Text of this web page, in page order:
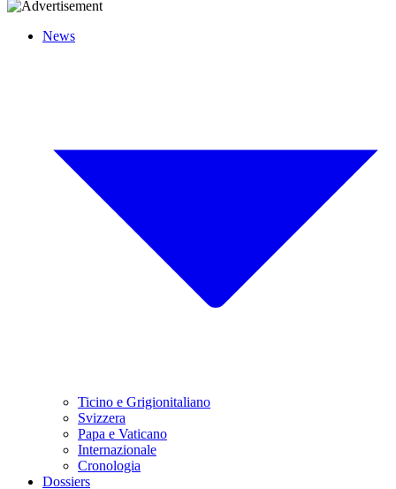
News
Ticino e Grigionitaliano
Svizzera
Papa e Vaticano
Internazionale
Cronologia
Dossiers